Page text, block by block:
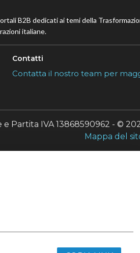
B2B dedicati ai temi della
italiane.
Contatti
Contatta il nostro team per
Partita IVA 13868590962 - ©
Mappa del